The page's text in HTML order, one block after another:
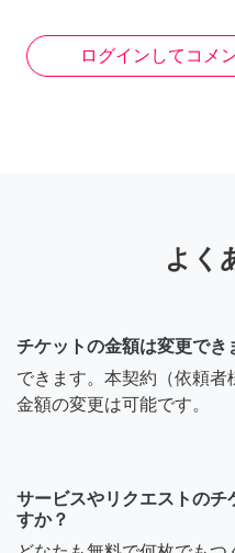
ログインしてコメ
よく
チケットの金額は変更でき
できます。本契約（依頼者
金額の変更は可能です。
サービスやリクエストのチ
すか？